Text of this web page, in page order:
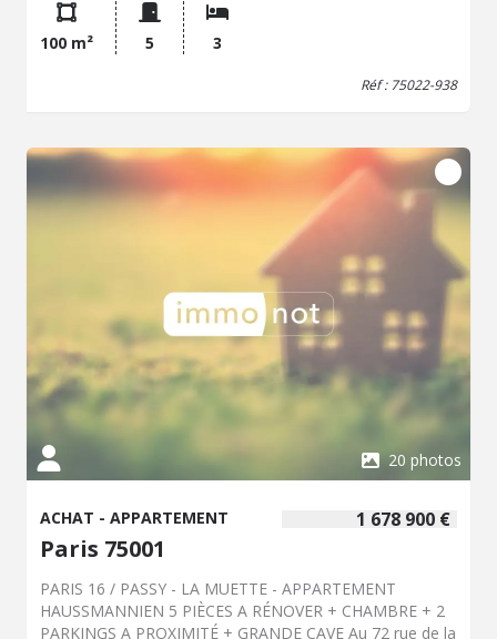
traversant, de 5 pièces principales de 100,82m² habitables
(99,34m² loi Carrez) au 3ème étage par ascenseur.
Lumineux et en bon état, il est composé d'une galerie
d'entrée avec rangements, double-séjour (33m²), 3
salle de bains. Nombreux rangements. Belle hauteur sous
plafond : 3,00m Charme de l'ancien préservé : Parquet
chêne, moulures. Double-exposition Est sur rue et Ouest
sur courette (isolée par ITE). Très calme. Cave au sous-
sol de l'immeuble. Chauffage collectif CPCU et eau
chaude individuelle électricité. Charges : 383€/mois - Taxe
Foncière : 2.169€/an DPE : Classe E (320kwH/m²/an) / GES
: Classe D (42kgCO²/m²/an) Quartier recherché. Tout à
proximité immédiate : Square Duranton, Métros
Boucicaut & Lourmel, Commerces de la Croix-Nivert +
Avenue Félix Faure, bonnes écoles. Cet appartement
attend sa nouvelle famille, à visiter sans tarder ! Les
informations sur les risques auxquels ce bien est exposé
sont disponibles sur le site Géorisques.
100 m² 5 3
Réf : 75022-938
20 photos
1 678 900 €
ACHAT - APPARTEMENT
Paris 75001
PARIS 16 / PASSY - LA MUETTE - APPARTEMENT
HAUSSMANNIEN 5 PIÈCES A RÉNOVER + CHAMBRE + 2
PARKINGS A PROXIMITÉ + GRANDE CAVE Au 72 rue de la